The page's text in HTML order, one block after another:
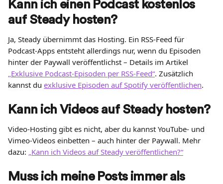
Kann ich einen Podcast kostenlos
auf Steady hosten?
Ja, Steady übernimmt das Hosting. Ein RSS-Feed für
Podcast-Apps entsteht allerdings nur, wenn du Episoden
hinter der Paywall veröffentlichst – Details im Artikel
„Exklusive Podcast-Episoden per RSS-Feed“. Zusätzlich
kannst du exklusive Episoden auf Spotify veröffentlichen.
Kann ich Videos auf Steady hosten?
Video-Hosting gibt es nicht, aber du kannst YouTube- und
Vimeo-Videos einbetten – auch hinter der Paywall. Mehr
dazu: „Kann ich Videos auf Steady veröffentlichen?“
Muss ich meine Posts immer als